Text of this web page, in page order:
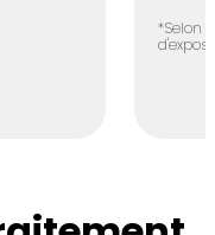
*Selon